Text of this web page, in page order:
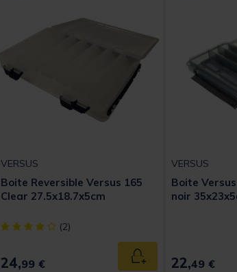
panier
VERSUS
Boite Reversible Versus 165
Clear 27.5x18.7x5cm
[object Object] out of 5 Customer Rating
(2)
24,99 € Ajouter au panier
VERSUS
Boite
noir
22,49 €